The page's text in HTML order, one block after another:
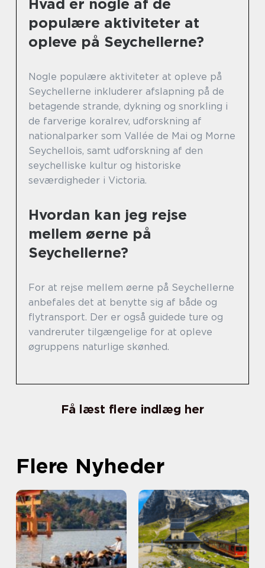
Hvad er nogle af de
populære aktiviteter at
opleve på Seychellerne?
Nogle populære aktiviteter at opleve på
Seychellerne inkluderer afslapning på de
betagende strande, dykning og snorkling i
de farverige koralrev, udforskning af
nationalparker som Vallée de Mai og Morne
Seychellois, samt udforskning af den
seychelliske kultur og historiske
seværdigheder i Victoria.
Hvordan kan jeg rejse
mellem øerne på
Seychellerne?
For at rejse mellem øerne på Seychellerne
anbefales det at benytte sig af både og
flytransport. Der er også guidede ture og
vandreruter tilgængelige for at opleve
øgruppens naturlige skønhed.
Få læst flere indlæg her
Flere Nyheder